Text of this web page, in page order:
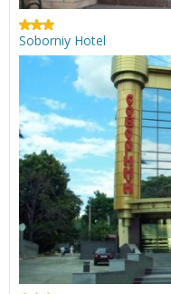
Soborniy Hotel